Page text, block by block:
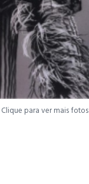
Clique para ver mais fotos